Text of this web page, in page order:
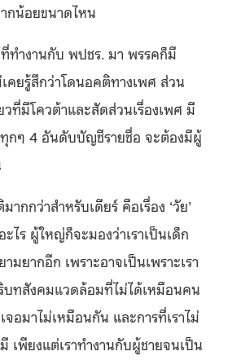
กน้อยขนาดไหน
ทำงานกับ พปชร. มา พรรคก็มี
คยรู้สึกว่าโดนอคติทางเพศ ส่วน
ที่มีโควต้าและสัดส่วนเรื่องเพศ มี
ทุกๆ 4 อันดับบัญชีรายชื่อ จะต้องมีผู้
ากกว่าสำหรับเดียร์ คือเรื่อง ‘วัย’
ะไร ผู้ใหญ่ก็จะมองว่าเราเป็นเด็ก
ยากอีก เพราะอาจเป็นเพราะเรา
บทสังคมแวดล้อมที่ไม่ได้เหมือนคน
อมาไม่เหมือนกัน และการที่เราไม่
เพียงแต่เราทำงานกับผู้ชายจนเป็น